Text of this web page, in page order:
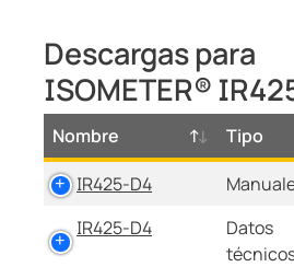
Descargas para
ISOMETER®
Nombre Tipo
IR425-D4
IR425-D4
Datos